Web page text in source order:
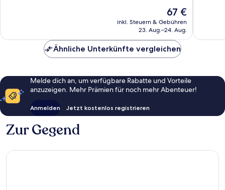
Bewertungen
Der
Preis
beträgt
67 €
inkl. Steuern & Gebühren
23. Aug.–24. Aug.
Ähnliche Unterkünfte vergleichen
Melde dich an, um verfügbare Rabatte und Vorteile
anzuzeigen. Mehr Prämien für noch mehr Abenteuer!
Anmelden Jetzt kostenlos registrieren
Zur Gegend